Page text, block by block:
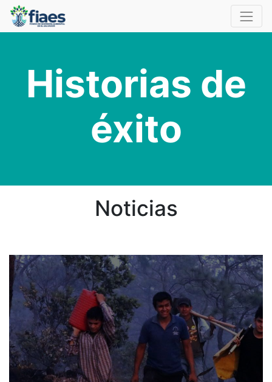
Historias de
éxito
Noticias